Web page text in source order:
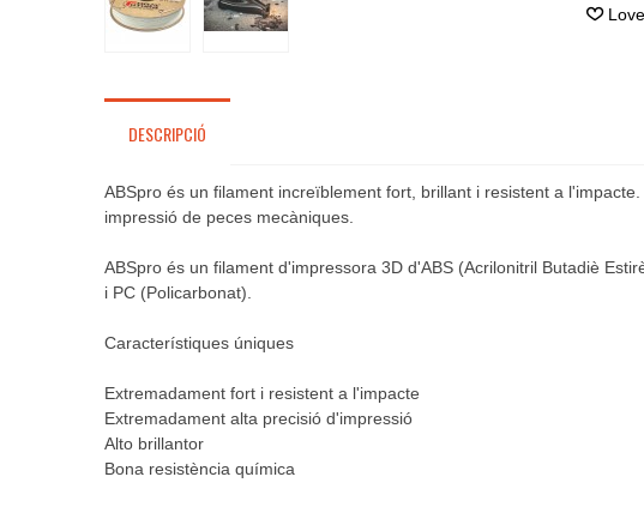
Love
DESCRIPCIÓ
ABSpro és un filament increïblement fort, brillant i resistent a
impressió de peces mecàniques.
ABSpro és un filament d'impressora 3D d'ABS (Acrilonitril Butadiè
i PC (Policarbonat).
Característiques úniques
Extremadament fort i resistent a l'impacte
Extremadament alta precisió d'impressió
Alto brillantor
Bona resistència química